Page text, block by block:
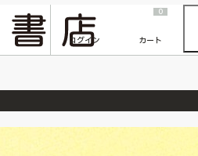
『ONE PIECE magazine 021 ONE PIECEカード付き同梱版』発売延期のご案内
ログイン
0
カート